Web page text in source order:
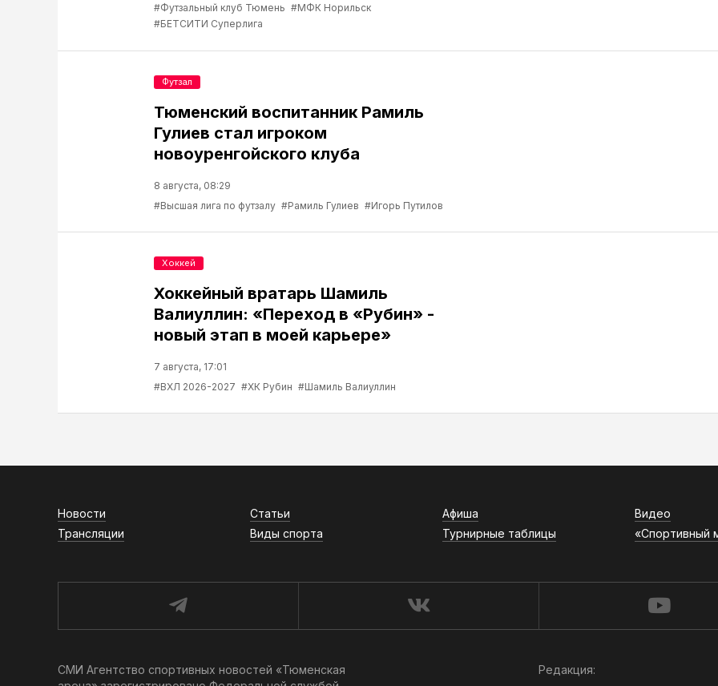
#Футзальный клуб Тюмень #МФК Норильск
#БЕТСИТИ Суперлига
Тюменский воспитанник Рамиль
Гулиев стал игроком
новоуренгойского клуба
8 августа, 08:29
#Высшая лига по футзалу #Рамиль Гулиев #Игорь Путилов
Футзал
Хоккейный вратарь Шамиль
Валиуллин: «Переход в «Рубин» -
новый этап в моей карьере»
7 августа, 17:01
#ВХЛ 2026-2027 #ХК Рубин #Шамиль Валиуллин
Хоккей
Новости Статьи Афиша Видео
Трансляции
Виды спорта Турнирные таблицы «Спортивный
СМИ Агентство спортивных новостей «Тюменская
Редакция: